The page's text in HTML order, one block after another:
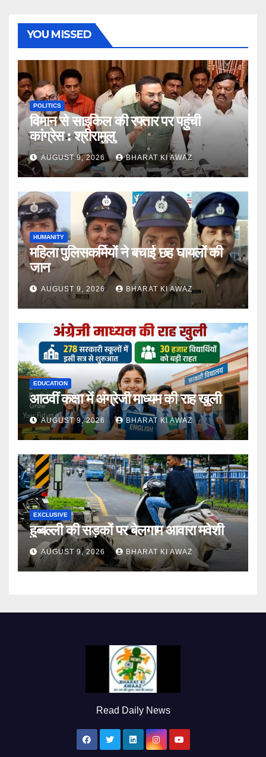
YOU MISSED
POLITICS
विमान से साइकिल की रफ्तार पर पहुंची
कांग्रेस : श्रीरामुलु
AUGUST 9, 2026 BHARAT KI AWAZ
HUMANITY
महिला पुलिसकर्मियों ने बचाई छह घायलों की
जान
AUGUST 9, 2026 BHARAT KI AWAZ
EDUCATION
आठवीं कक्षा में अंग्रेजी माध्यम की राह खुली
AUGUST 9, 2026 BHARAT KI AWAZ
EXCLUSIVE
हुब्बल्ली की सड़कों पर बेलगाम आवारा मवेशी
AUGUST 9, 2026 BHARAT KI AWAZ
Read Daily News